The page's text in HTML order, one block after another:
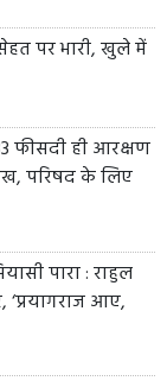
पर भारी, खुले में
फीसदी ही आरक्षण
परिषद के लिए
पारा : राहुल
‘प्रयागराज आए,